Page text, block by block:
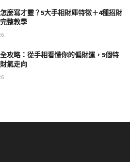
麼寫才靈？5大手相財庫特徵＋4種招財
整教學
攻略：從手相看懂你的偏財運，5個特
氣走向